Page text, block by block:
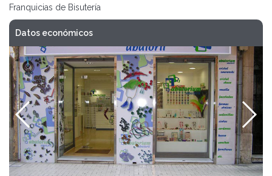
Franquicias de Bisutería
Datos económicos